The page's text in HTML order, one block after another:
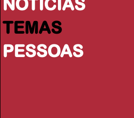
NOTÍCIAS
TEMAS
PESSOAS